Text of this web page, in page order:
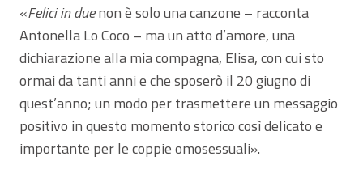
«Felici in duenon è solo una canzone – racconta
Antonella Lo Coco – ma un atto d’amore, una
dichiarazione alla mia compagna, Elisa, con cui sto
ormai da tanti anni e che sposerò il 20 giugno di
quest’anno; un modo per trasmettere un messaggio
positivo in questo momento storico così delicato e
importante per le coppie omosessuali».